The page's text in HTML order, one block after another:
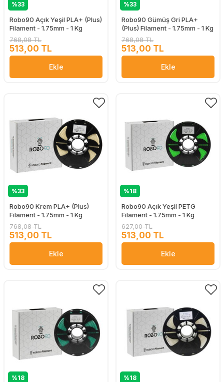
%33
Robo90 Açık Yeşil PLA+ (Plus)
Filament - 1.75mm - 1 Kg
768,08 TL
513,00 TL
Ekle
%33
Robo90 Gümüş Gri PLA+
(Plus) Filament - 1.75mm - 1 Kg
768,08 TL
513,00 TL
Ekle
%33
Robo90 Krem PLA+ (Plus)
Filament - 1.75mm - 1 Kg
768,08 TL
513,00 TL
Ekle
%18
Robo90 Açık Yeşil PETG
Filament - 1.75mm - 1 Kg
627,00 TL
513,00 TL
Ekle
%18 %18